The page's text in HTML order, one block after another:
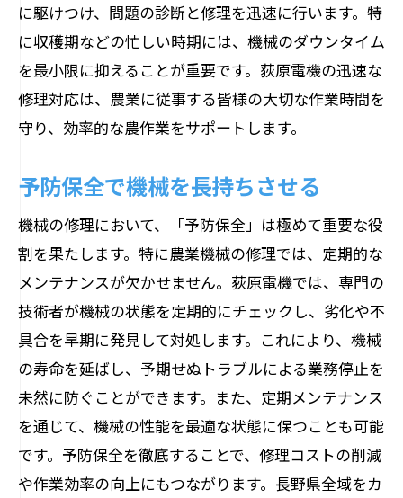
に駆けつけ、問題の診断と修理を迅速に行います。特
に収穫期などの忙しい時期には、機械のダウンタイム
を最小限に抑えることが重要です。荻原電機の迅速な
修理対応は、農業に従事する皆様の大切な作業時間を
守り、効率的な農作業をサポートします。
予防保全で機械を長持ちさせる
機械の修理において、「予防保全」は極めて重要な役
割を果たします。特に農業機械の修理では、定期的な
メンテナンスが欠かせません。荻原電機では、専門の
技術者が機械の状態を定期的にチェックし、劣化や不
具合を早期に発見して対処します。これにより、機械
の寿命を延ばし、予期せぬトラブルによる業務停止を
未然に防ぐことができます。また、定期メンテナンス
を通じて、機械の性能を最適な状態に保つことも可能
です。予防保全を徹底することで、修理コストの削減
や作業効率の向上にもつながります。長野県全域をカ